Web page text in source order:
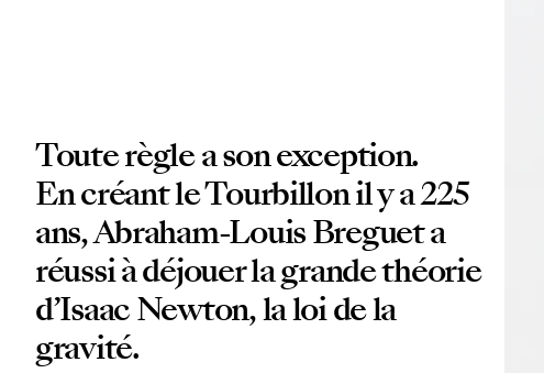
Toute règle a son exception.
En créant le Tourbillon il y a 225
ans, Abraham-Louis Breguet a
réussi à déjouer la grande théorie
d’Isaac Newton, la loi de la
gravité.